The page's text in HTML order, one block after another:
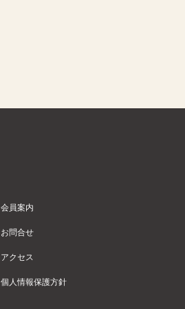
会員案内
お問合せ
アクセス
個人情報保護方針